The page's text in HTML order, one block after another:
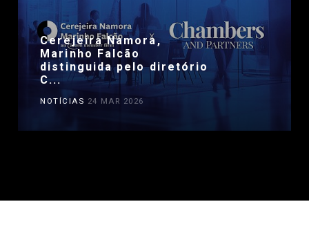
Cerejeira Namora,
Marinho Falcão
distinguida pelo diretório
C...
NOTÍCIAS 24 MAR 2026